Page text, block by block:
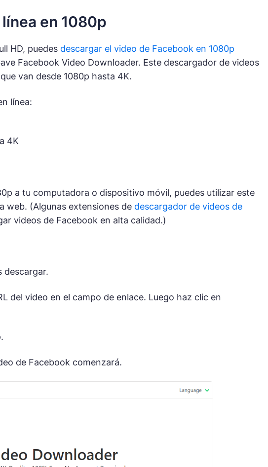
en 1080p
HD, puedes descargar el video de Facebook en 1080p
Facebook Video Downloader. Este descargador de videos
van desde 1080p hasta 4K.
línea:
4K
a tu computadora o dispositivo móvil, puedes utilizar este
web. (Algunas extensiones de descargador de videos de
videos de Facebook en alta calidad.)
descargar.
del video en el campo de enlace. Luego haz clic en
de Facebook comenzará.